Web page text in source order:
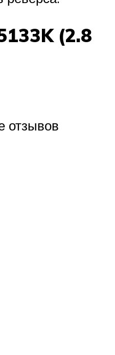
(2.8
отзывов